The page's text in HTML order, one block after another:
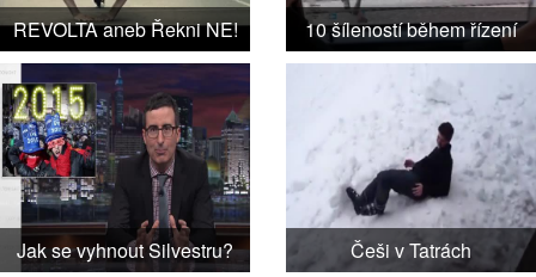
REVOLTA aneb Řekni NE! 10 šíleností během řízení
Jak se vyhnout Silvestru? Češi v Tatrách